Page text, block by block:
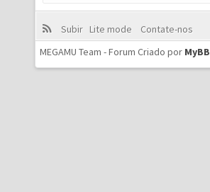
Subir Lite mode
Contate-nos
MEGAMU Team - Forum Criado por MyBB